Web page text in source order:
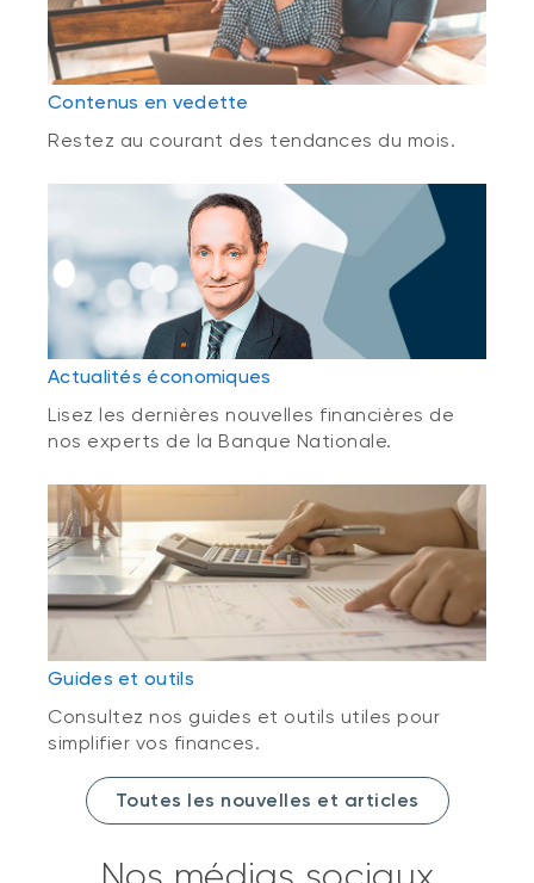
Contenus en vedette
Restez au courant des tendances du mois.
Actualités économiques
Lisez les dernières nouvelles financières de
nos experts de la Banque Nationale.
Guides et outils
Consultez nos guides et outils utiles pour
simplifier vos finances.
Toutes les nouvelles et articles